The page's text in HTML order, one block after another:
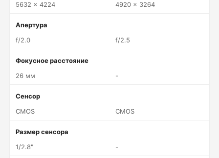
5632 x 4224
4920 x 3264
Апертура
f/2.0
f/2.5
Фокусное расстояние
26 мм
-
Сенсор
CMOS
CMOS
Размер сенсора
1/2.8"
-